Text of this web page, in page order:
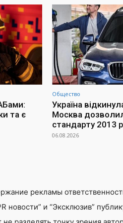
та є
Общество
Україна
Москва
стандарту 2013
06.08.2026
рекламы
новости” и “Эксклюзив”